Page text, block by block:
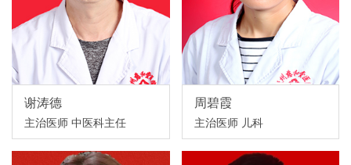
谢涛德
主治医师 中医科主任
周碧霞
主治医师 儿科